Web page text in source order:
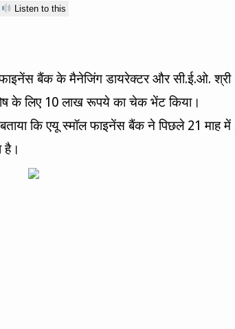
Listen to this
बैंक के मैनेजिंग डायरेक्टर और सी.ई.ओ. श्री
के लिए 10 लाख रूपये का चेक भेंट किया।
कि एयू स्मॉल फाइनेंस बैंक ने पिछले 21 माह में
है।